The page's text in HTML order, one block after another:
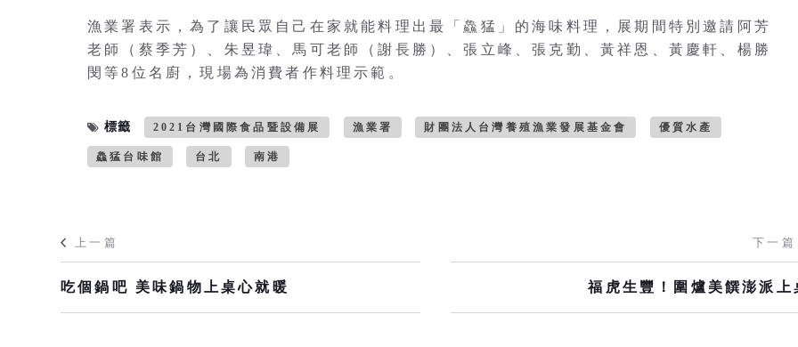
漁業署表示，為了讓民眾自己在家就能料理出最「鱻猛」的海味料理，展期間特別邀請阿芳
老師（蔡季芳）、朱昱瑋、馬可老師（謝長勝）、張立峰、張克勤、黃祥恩、黃慶軒、楊勝
閔等8位名廚，現場為消費者作料理示範。
標籤 2021台灣國際食品暨設備展 漁業署 財團法人台灣養殖漁業發展基金會 優質水產
鱻猛台味館 台北 南港
上一篇
吃個鍋吧 美味鍋物上桌心就暖
下一篇
福虎生豐！圍爐美饌澎派上